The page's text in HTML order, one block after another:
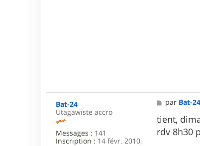
Bat-24
Utagawiste accro
Messages : 141
Inscription : 14 févr. 2010,
M
e
s
s
a
par Bat-24
tient,
rdv 8h30